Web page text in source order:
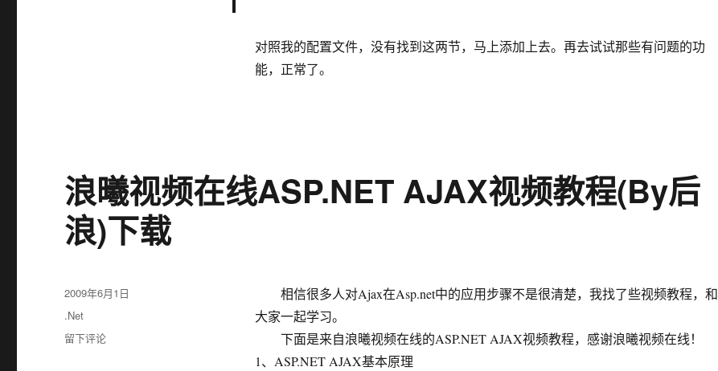
对照我的配置文件，没有找到这两节，马上添加上去。再去试试那些有问题的功
能，正常了。
浪曦视频在线ASP.NET AJAX视频教程(By后
浪)下载
相信很多人对Ajax在Asp.net中的应用步骤不是很清楚，我找了些视频教程，和
大家一起学习。
下面是来自浪曦视频在线的ASP.NET AJAX视频教程，感谢浪曦视频在线！
1、ASP.NET AJAX基本原理
发
布
2009年6月1日
分
类
.Net
于
留下评论